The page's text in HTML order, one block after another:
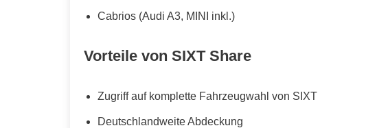
Cabrios (Audi A3, MINI inkl.)
Vorteile von SIXT Share
Zugriff auf komplette Fahrzeugwahl von SIXT
Deutschlandweite Abdeckung